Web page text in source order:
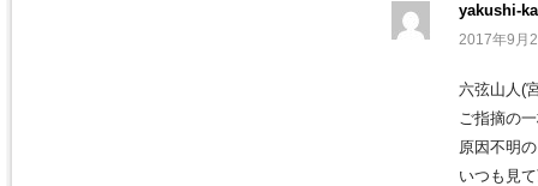
yakushi-
2017年9月
六弦山人(
ご指摘の
原因不明
いつも見